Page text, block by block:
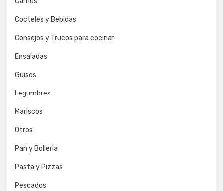
Cocteles y Bebidas
Consejos y Trucos para cocinar
Ensaladas
Guisos
Legumbres
Mariscos
Otros
Pan y Bolleria
Pasta y Pizzas
Pescados